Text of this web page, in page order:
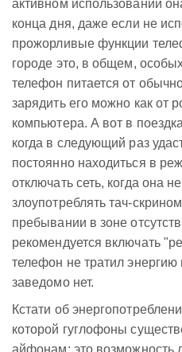
активном использовании
конца дня, даже если не
прожорливые функции
городе это, в общем,
телефон питается от
зарядить его можно как от
компьютера. А вот в
когда в следующий раз
постоянно находиться в
отключать сеть, когда она
злоупотреблять тач-
пребывании в зоне
рекомендуется включать
телефон не тратил энергию
заведомо нет.
Кстати об
которой гуглофоны
айфонам: это возможность